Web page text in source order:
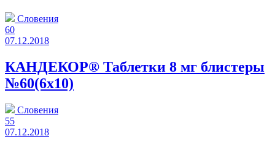
Словения
60
07.12.2018
КАНДЕКОР® Таблетки 8 мг блистеры
№60(6x10)
Словения
55
07.12.2018